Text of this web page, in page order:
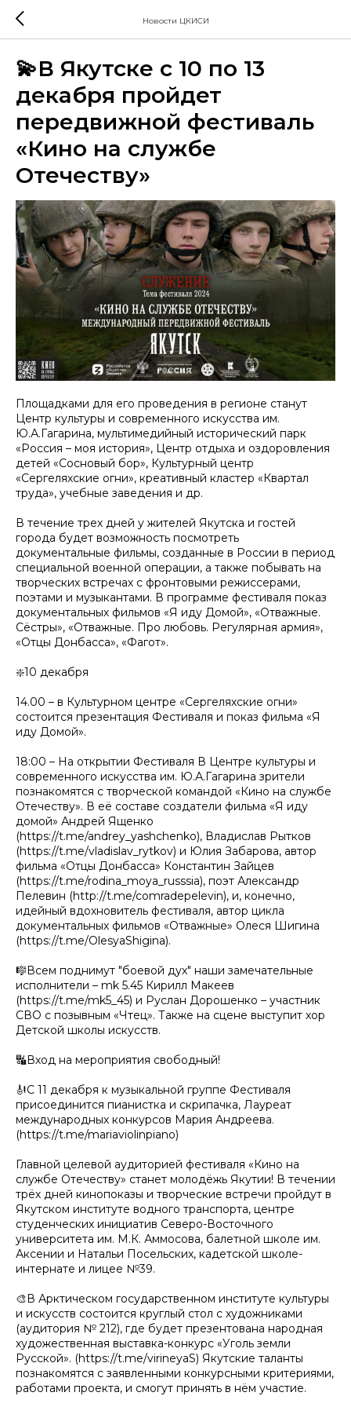
Новости ЦКИСИ
💫В Якутске с 10 по 13
декабря пройдет
передвижной фестиваль
«Кино на службе
Отечеству»
Площадками для его проведения в регионе станут
Центр культуры и современного искусства им.
Ю.А.Гагарина, мультимедийный исторический парк
«Россия – моя история», Центр отдыха и оздоровления
детей «Сосновый бор», Культурный центр
«Сергеляхские огни», креативный кластер «Квартал
труда», учебные заведения и др.
В течение трех дней у жителей Якутска и гостей
города будет возможность посмотреть
документальные фильмы, созданные в России в период
специальной военной операции, а также побывать на
творческих встречах с фронтовыми режиссерами,
поэтами и музыкантами. В программе фестиваля показ
документальных фильмов «Я иду Домой», «Отважные.
Сёстры», «Отважные. Про любовь. Регулярная армия»,
«Отцы Донбасса», «Фагот».
❇️10 декабря
14.00 – в Культурном центре «Сергеляхские огни»
состоится презентация Фестиваля и показ фильма «Я
иду Домой».
18:00 – На открытии Фестиваля В Центре культуры и
современного искусства им. Ю.А.Гагарина зрители
познакомятся с творческой командой «Кино на службе
Отечеству». В её составе создатели фильма «Я иду
домой» Андрей Ященко
(https://t.me/andrey_yashchenko), Владислав Рытков
(https://t.me/vladislav_rytkov) и Юлия Забарова, автор
фильма «Отцы Донбасса» Константин Зайцев
(https://t.me/rodina_moya_russsia), поэт Александр
Пелевин (http://t.me/comradepelevin), и, конечно,
идейный вдохновитель фестиваля, автор цикла
документальных фильмов «Отважные» Олеся Шигина
(https://t.me/OlesyaShigina).
🎼Всем поднимут "боевой дух" наши замечательные
исполнители – mk 5.45 Кирилл Макеев
(https://t.me/mk5_45) и Руслан Дорошенко – участник
СВО с позывным «Чтец». Также на сцене выступит хор
Детской школы искусств.
🔣Вход на мероприятия свободный!
🎻С 11 декабря к музыкальной группе Фестиваля
присоединится пианистка и скрипачка, Лауреат
международных конкурсов Мария Андреева.
(https://t.me/mariaviolinpiano)
Главной целевой аудиторией фестиваля «Кино на
службе Отечеству» станет молодёжь Якутии! В течении
трёх дней кинопоказы и творческие встречи пройдут в
Якутском институте водного транспорта, центре
студенческих инициатив Северо-Восточного
университета им. М.К. Аммосова, балетной школе им.
Аксении и Натальи Посельских, кадетской школе-
интернате и лицее №39.
🎨В Арктическом государственном институте культуры
и искусств состоится круглый стол с художниками
(аудитория № 212), где будет презентована народная
художественная выставка-конкурс «Уголь земли
Русской». (https://t.me/virineyaS) Якутские таланты
познакомятся с заявленными конкурсными критериями,
работами проекта, и смогут принять в нём участие.